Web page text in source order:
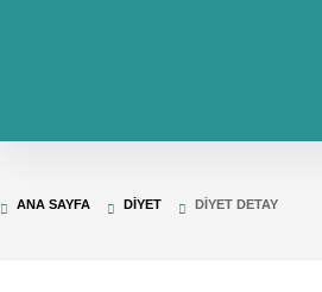
ANA SAYFA DIYET DIYET DETAY